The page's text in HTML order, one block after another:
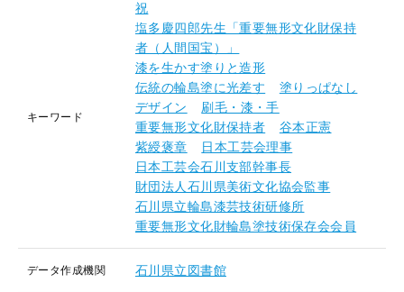
キーワード
祝
塩多慶四郎先生「重要無形文化財保持
者（人間国宝）」
漆を生かす塗りと造形
伝統の輪島塗に光差す
塗りっぱなし
デザイン
刷毛・漆・手
重要無形文化財保持者
谷本正憲
紫綬褒章
日本工芸会理事
日本工芸会石川支部幹事長
財団法人石川県美術文化協会監事
石川県立輪島漆芸技術研修所
重要無形文化財輪島塗技術保存会会員
データ作成機関 石川県立図書館